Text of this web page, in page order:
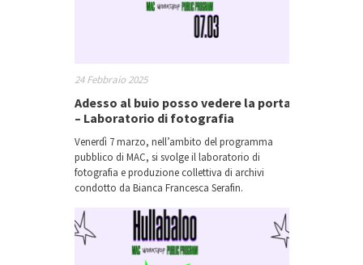
24 Febbraio 2025
Adesso al buio posso vedere la porta
– Laboratorio di fotografia
Venerdì 7 marzo, nell’ambito del programma
pubblico di MAC, si svolge il laboratorio di
fotografia e produzione collettiva di archivi
condotto da Bianca Francesca Serafin.